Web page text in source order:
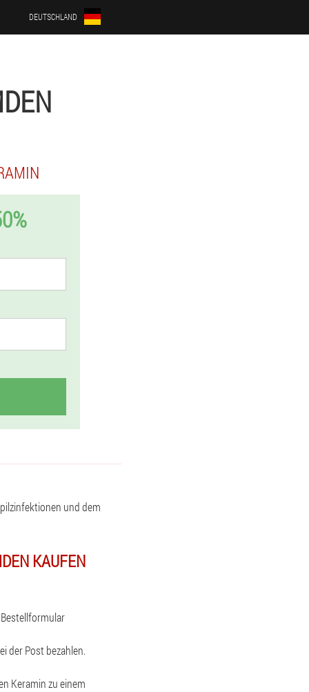
DEUTSCHLAND
und dem
KAUFEN
der Post bezahlen.
Keramin zu einem